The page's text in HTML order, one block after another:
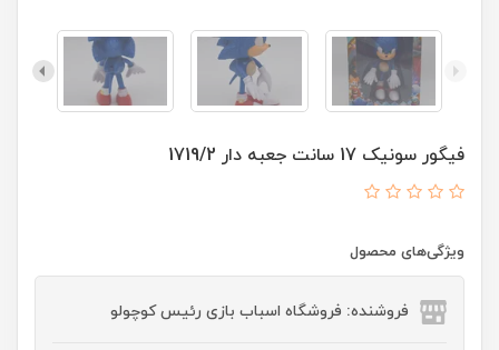
فیگور سونیک 17 سانت جعبه دار 1719/2
ویژگی‌های محصول
فروشنده: فروشگاه اسباب بازی رئیس کوچولو